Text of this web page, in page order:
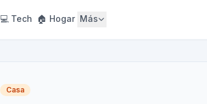
💻 Tech 🏠 Hogar Más
Casa